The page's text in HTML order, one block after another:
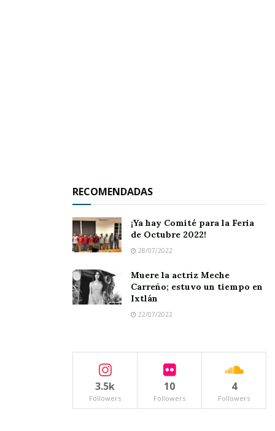
RECOMENDADAS
¡Ya hay Comité para la Feria
de Octubre 2022!
28/07/2022
Muere la actriz Meche
Carreño; estuvo un tiempo en
Ixtlán
22/07/2022
3.5k
Followers
10
Followers
4
Followers